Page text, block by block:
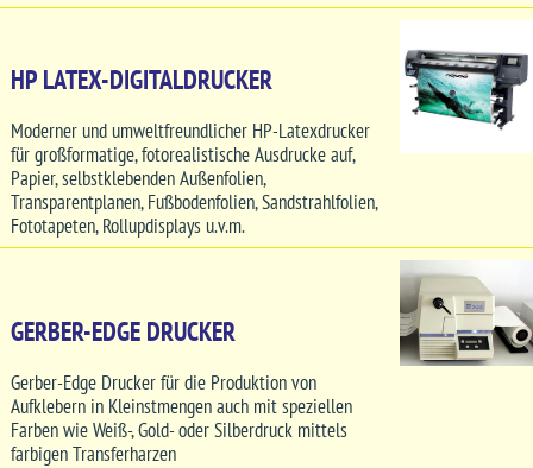
HP LATEX-DIGITALDRUCKER
Moderner und umweltfreundlicher HP-Latexdrucker
für großformatige, fotorealistische Ausdrucke auf,
Papier, selbstklebenden Außenfolien,
Transparentplanen, Fußbodenfolien, Sandstrahlfolien,
Fototapeten, Rollupdisplays u.v.m.
GERBER-EDGE DRUCKER
Gerber-Edge Drucker für die Produktion von
Aufklebern in Kleinstmengen auch mit speziellen
Farben wie Weiß-, Gold- oder Silberdruck mittels
farbigen Transferharzen